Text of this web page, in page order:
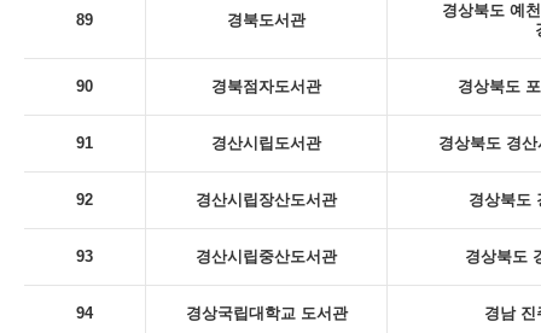
89 경북도서관
경상북도 예
90 경북점자도서관 경상북도
91 경산시립도서관 경상북도 경
92 경산시립장산도서관 경상북도
93 경산시립중산도서관 경상북도
94 경상국립대학교 도서관 경남 진